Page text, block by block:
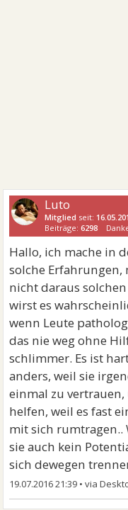
Luto
Mitglied seit:
Beiträge:6298
Hallo, ich mache in
solche
nicht daraus
wirst es
wenn Leute
das nie weg ohne
schlimmer. Es ist
anders, weil sie
einmal zu
helfen, weil es fast
mit sich rumtragen..
sie auch kein
sich dewegen
19.07.2016 21:39 •